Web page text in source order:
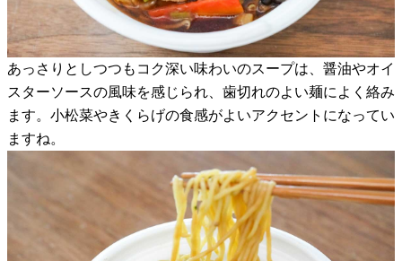
あっさりとしつつもコク深い味わいのスープは、醤油やオイ
スターソースの風味を感じられ、歯切れのよい麺によく絡み
ます。小松菜やきくらげの食感がよいアクセントになってい
ますね。